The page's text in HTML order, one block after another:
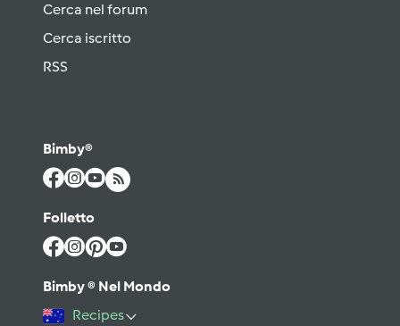
Cerca nel forum
Cerca iscritto
RSS
Bimby®
Folletto
Bimby ® Nel Mondo
Recipes